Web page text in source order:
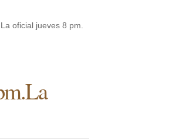
oficial jueves 8 pm.